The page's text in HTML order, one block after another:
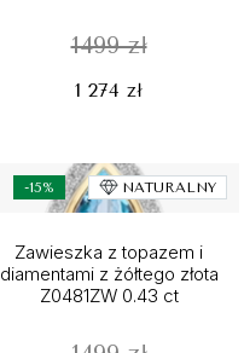
1499 zł
1 274 zł
-15% NATURALNY
Zawieszka z topazem i
diamentami z żółtego złota
Z0481ZW 0.43 ct